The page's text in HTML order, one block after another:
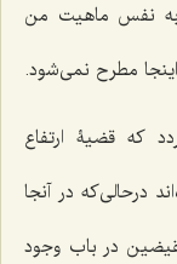
به نفس ماهیت من
مطرح نمی‌شود.
که قضیۀ ارتفاع
درحالی‌که در آنجا
در باب وجود